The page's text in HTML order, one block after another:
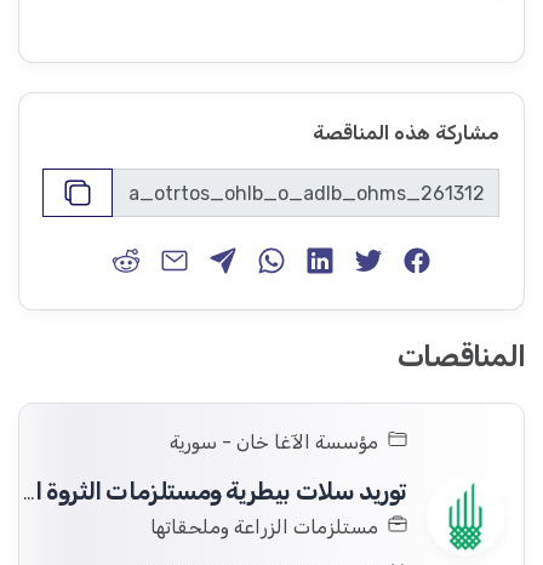
مشاركة هذه المناقصة
المناقصات
مؤسسة الآغا خان - سورية
توريد سلات بيطرية ومستلزمات الثروة الحيوانية إلى مستودعات مؤسسة الآغا خان في محافظة حلب ومدينة السلمية في محافظة حماة.
مستلزمات الزراعة وملحقاتها